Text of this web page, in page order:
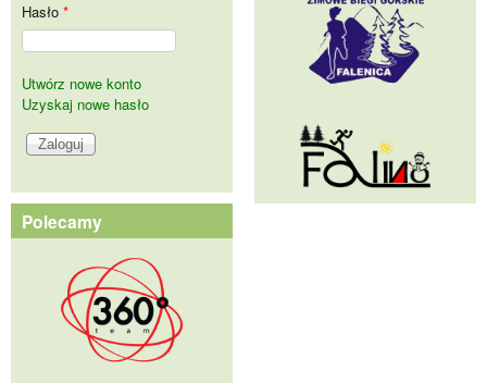
Hasło *
Utwórz nowe konto
Uzyskaj nowe hasło
Polecamy